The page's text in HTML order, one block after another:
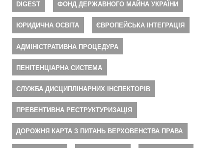
DIGEST ФОНД ДЕРЖАВНОГО МАЙНА УКРАЇНИ
ЮРИДИЧНА ОСВІТА ЄВРОПЕЙСЬКА ІНТЕГРАЦІЯ
АДМІНІСТРАТИВНА ПРОЦЕДУРА
ПЕНІТЕНЦІАРНА СИСТЕМА
СЛУЖБА ДИСЦИПЛІНАРНИХ ІНСПЕКТОРІВ
ПРЕВЕНТИВНА РЕСТРУКТУРИЗАЦІЯ
ДОРОЖНЯ КАРТА З ПИТАНЬ ВЕРХОВЕНСТВА ПРАВА